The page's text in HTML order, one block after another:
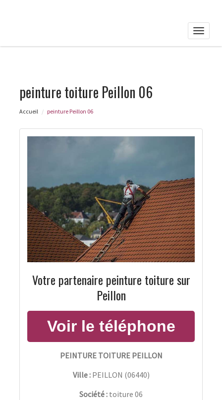
Toggle
peinture toiture Peillon 06
Accueil peinture Peillon 06
Votre partenaire peinture toiture sur
Peillon
PEINTURE TOITURE PEILLON
Ville : PEILLON (06440)
Société : toiture 06